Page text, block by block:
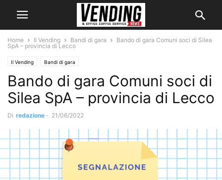
Home Il Vending Bandi di gara
Bando di gara Comuni soci di Silea
SpA – provincia di Lecco
Il Vending Bandi di gara
Bando di gara Comuni soci di
Silea SpA – provincia di Lecco
Di redazione - 21/06/2022